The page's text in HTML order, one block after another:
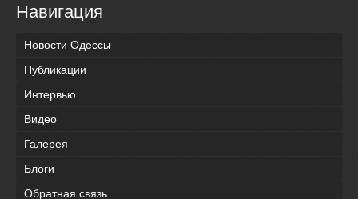
Навигация
Новости Одессы
Публикации
Интервью
Видео
Галерея
Блоги
Обратная связь